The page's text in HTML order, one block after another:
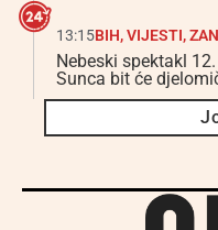
13:15BIH,VIJESTI,
Nebeski spektakl
Sunca bit će